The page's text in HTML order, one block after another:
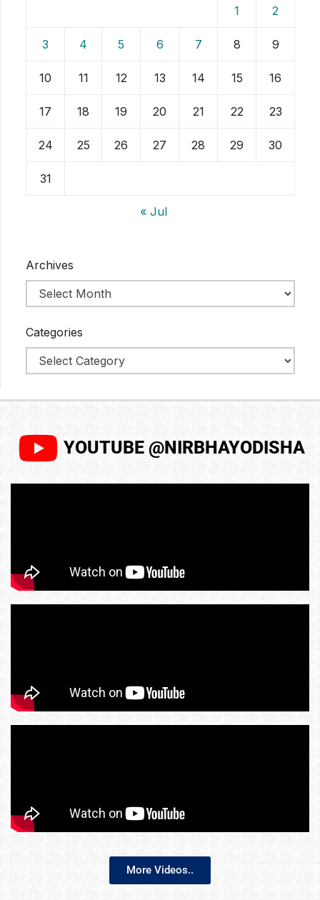
1 2
3 4 5 6 7 8 9
10 11 12 13 14 15 16
17 18 19 20 21 22 23
24 25 26 27 28 29 30
31
« Jul
Archives
Categories
YOUTUBE @NIRBHAYODISHA
More Videos..